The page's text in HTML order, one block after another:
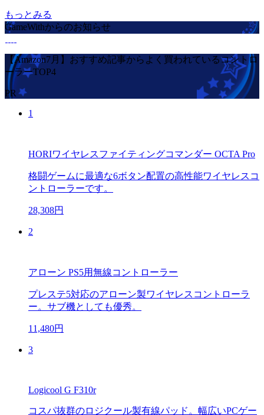
もっとみる
GameWithからのお知らせ
【Amazon7月】おすすめ記事からよく買われているコントロ
ーラーTOP4
PR
1
HORIワイヤレスファイティングコマンダー OCTA Pro
格闘ゲームに最適な6ボタン配置の高性能ワイヤレスコ
ントローラーです。
28,308円
2
アローン PS5用無線コントローラー
プレステ5対応のアローン製ワイヤレスコントローラ
ー。サブ機としても優秀。
11,480円
3
Logicool G F310r
コスパ抜群のロジクール製有線パッド。幅広いPCゲー